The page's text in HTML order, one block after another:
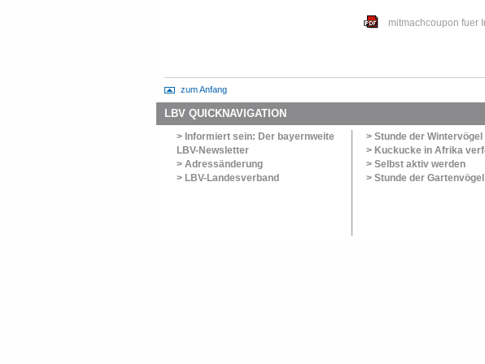
mitmachcoupon fuer
zum Anfang
LBV QUICKNAVIGATION
> Informiert sein: Der bayernweite
LBV-Newsletter
> Adressänderung
> LBV-Landesverband
> Stunde der Wintervögel
> Kuckucke in Afrika
> Selbst aktiv werden
> Stunde der Gartenvögel